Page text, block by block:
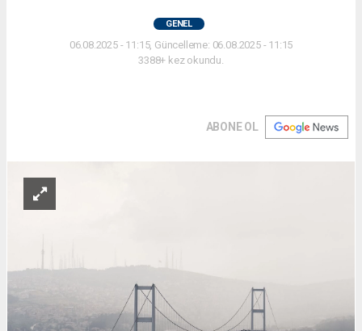
GENEL
06.08.2025 - 11:15, Güncelleme: 06.08.2025 - 11:15
3388+ kez okundu.
ABONE OL